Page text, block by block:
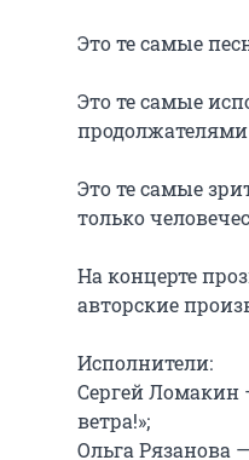
Это те самые
Это те самые
Это те самые
только
На концерте
авторские
Исполнители:
Сергей Ломакин
ветра!»;
Ольга Рязанова